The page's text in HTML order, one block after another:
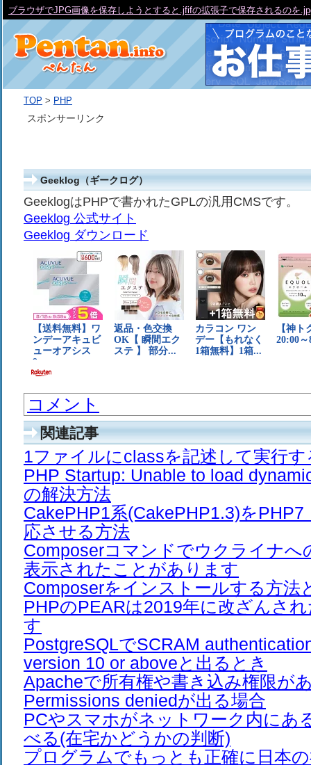
TOP > PHP
Geeklog（ギークログ）
GeeklogはPHPで書かれたGPLの汎用CMSです。
Geeklog 公式サイト
Geeklog ダウンロード
コメント
関連記事
1ファイルにclassを記述して実行す
PHP Startup: Unable to load
の解決方法
CakePHP1系(CakePHP1.3)をPHP7
応させる方法
Composerコマンドでウクライナへ
表示されたことがあります
Composerをインストールする方法
PHPのPEARは2019年に改ざんさ
す
PostgreSQLでSCRAM
version 10 or aboveと出るとき
Apacheで所有権や書き込み権限が
Permissions deniedが出る場合
PCやスマホがネットワーク内にあ
べる(在宅かどうかの判断)
プログラムでもっとも正確に日本
スポンサーリンク
ブラウザでJPG画像を保存しようとすると.jfifの拡張子で保存されるのを